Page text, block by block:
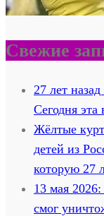
Свежие
27 лет
Сегодня эта
Жёлтые
детей из
которую 27
13 мая
смог